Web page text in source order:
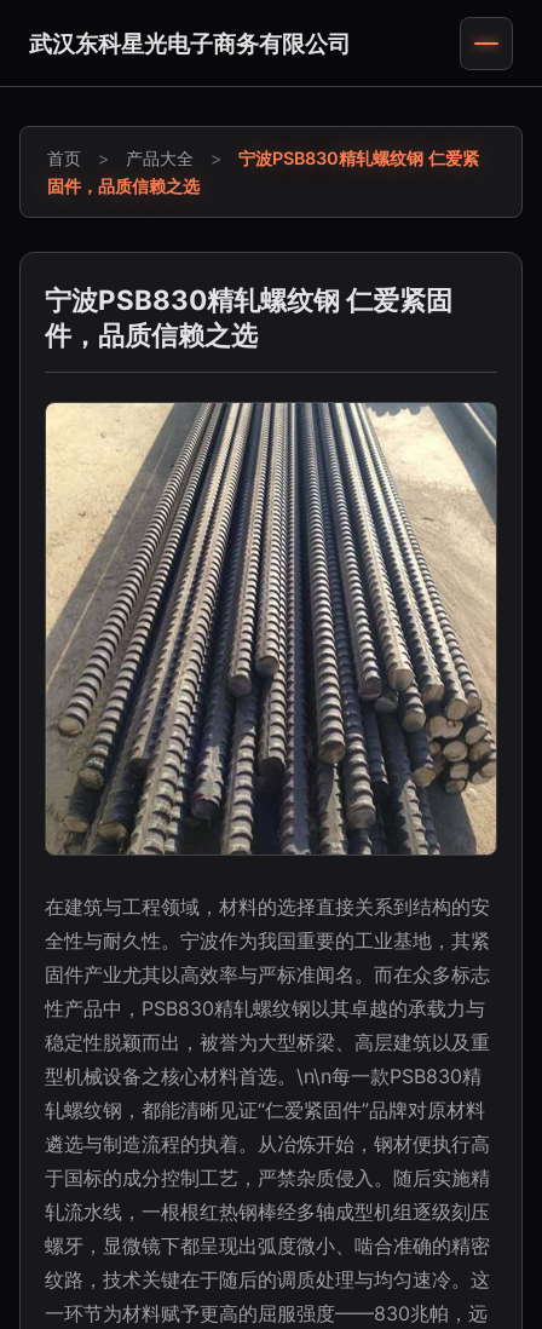
武汉东科星光电子商务有限公司
首页 > 产品大全 >
宁波PSB830精轧螺纹钢 仁爱紧
固件，品质信赖之选
宁波PSB830精轧螺纹钢 仁爱紧固
件，品质信赖之选
在建筑与工程领域，材料的选择直接关系到结构的安
全性与耐久性。宁波作为我国重要的工业基地，其紧
固件产业尤其以高效率与严标准闻名。而在众多标志
性产品中，PSB830精轧螺纹钢以其卓越的承载力与
稳定性脱颖而出，被誉为大型桥梁、高层建筑以及重
型机械设备之核心材料首选。\n\n每一款PSB830精
轧螺纹钢，都能清晰见证“仁爱紧固件”品牌对原材料
遴选与制造流程的执着。从冶炼开始，钢材便执行高
于国标的成分控制工艺，严禁杂质侵入。随后实施精
轧流水线，一根根红热钢棒经多轴成型机组逐级刻压
螺牙，显微镜下都呈现出弧度微小、啮合准确的精密
纹路，技术关键在于随后的调质处理与均匀速冷。这
一环节为材料赋予更高的屈服强度——830兆帕，远